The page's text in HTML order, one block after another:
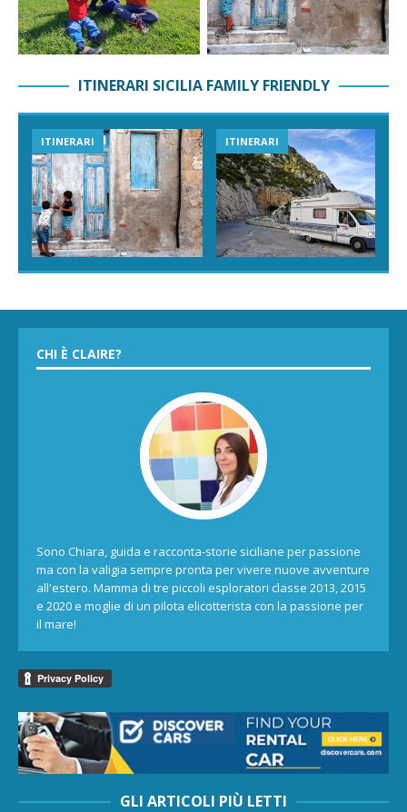
ITINERARI SICILIA FAMILY FRIENDLY
ITINERARI ITINERARI
CHI È CLAIRE?
Sono Chiara, guida e racconta-storie siciliane per passione
ma con la valigia sempre pronta per vivere nuove avventure
all'estero. Mamma di tre piccoli esploratori classe 2013, 2015
e 2020 e moglie di un pilota elicotterista con la passione per
il mare!
GLI ARTICOLI PIÙ LETTI